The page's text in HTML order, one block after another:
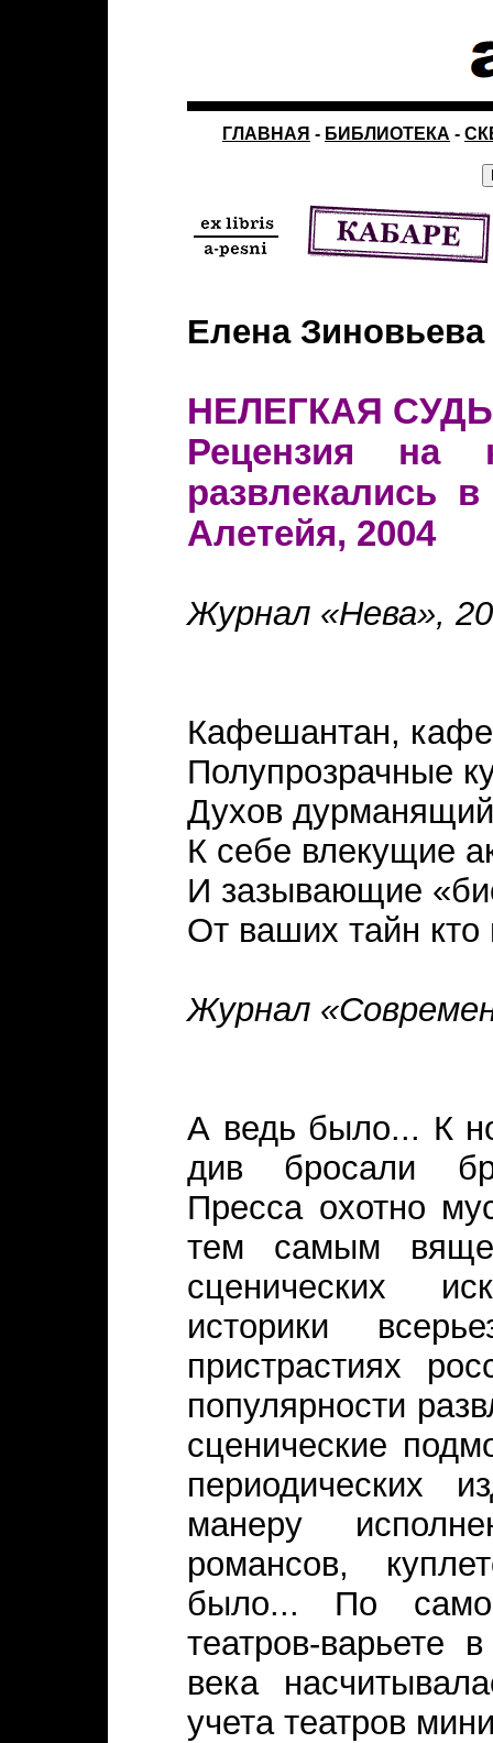
ГЛАВНАЯ - БИБЛИОТЕКА -
Елена Зиновьева
НЕЛЕГКАЯ
Рецензия на
развлекались
Алетейя, 2004
Журнал «Нева»,
Кафешантан,
Полупрозрачные
Духов
К себе влекущие
И зазывающие
От ваших тайн
Журнал
А ведь было... К
див бросали
Пресса охотно
тем самым
сценических
историки
пристрастиях
популярности
сценические
периодических
манеру
романсов,
было... По
театров-варьете
века
учета театров